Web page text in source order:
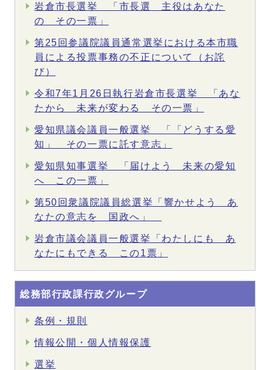
岩倉市長選挙 「市長選 主役はあなた
の その一票」
第25回参議院議員通常選挙における本市職
員による投票事務の不正について（お詫
び）
令和7年1月26日執行岩倉市長選挙 「あな
たから 未来が変わる その一票」
愛知県議会議員一般選挙 「「どうする愛
知」 その一票に託す意志」
愛知県知事選挙 「届けよう 未来の愛知
へ この一票」
第50回衆議院議員総選挙「響かせよう あ
なたの意志を 国政へ」
岩倉市議会議員一般選挙「わたしにも あ
なたにもできる この1票」
総務部行政課行政グループ
条例・規則
情報公開・個人情報保護
選挙